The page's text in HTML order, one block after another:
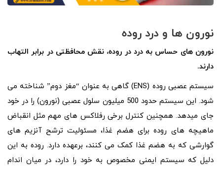
نورون ها و درد روده
نورون های حساس به درد در روده، نقش محافظتی در برابر التهاب
دارند.
سیستم عصبی روده (ENS) گاهی به عنوان “مغز دوم” شناخته می
شود. این سیستم حدود 500 میلیون سلول عصبی (نورون) را در خود
جای میدهد. همچنین کنترل برخی رفلاکس های مهم مثل انقباض
ماهیچه های روده برای هضم غذا، مسئولیت ترشح آنزیم های
گوارشی که به هضم غذا کمک می کنند، برعهده دارد. روده به این
دلیل که سیستم ایمنی مخصوص به خود را دارد، در میان اندام